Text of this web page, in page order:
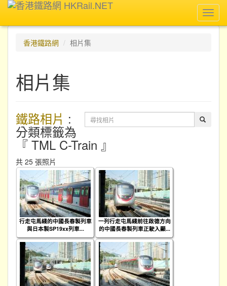
香港鐵路網
相片集
相片集
鐵路相片 :
分類標籤為
『 TML C-Train 』
共 25 張照片
行走屯馬綫的中國長春製列車
與日本製SP19xx列車...
一列行走屯馬綫前往啟德方向
的中國長春製列車正駛入顯...